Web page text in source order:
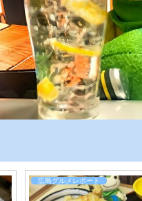
広島グルメレポート